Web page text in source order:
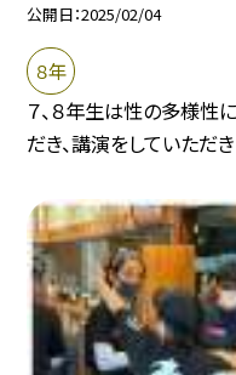
公開日 2025/02/04
８年
７、８年生は性の多様性
だき、講演をしていただ